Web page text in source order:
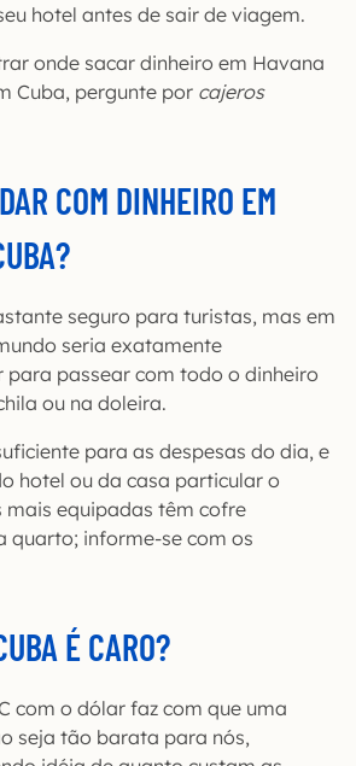
hotel antes de sair de viagem.
onde sacar dinheiro em Havana
Cuba, pergunte por cajeros
COM DINHEIRO EM
seguro para turistas, mas em
seria exatamente
para passear com todo o dinheiro
ou na doleira.
para as despesas do dia, e
hotel ou da casa particular o
mais equipadas têm cofre
quarto; informe-se com os
É CARO?
com o dólar faz com que uma
seja tão barata para nós,